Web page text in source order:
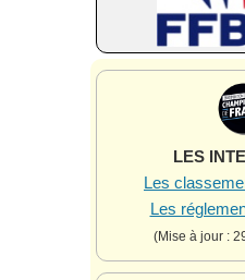
LES
Les
Les
(Mise à jour :